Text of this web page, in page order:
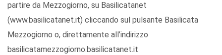
partire da Mezzogiorno, su Basilicatanet
(www.basilicatanet.it) cliccando sul pulsante Basilicata
Mezzogiorno o, direttamente all’indirizzo
basilicatamezzogiorno.basilicatanet.it